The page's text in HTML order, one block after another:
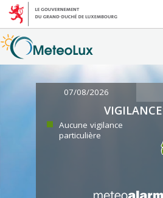
07/08/2026
Aucune vigilance
particulière